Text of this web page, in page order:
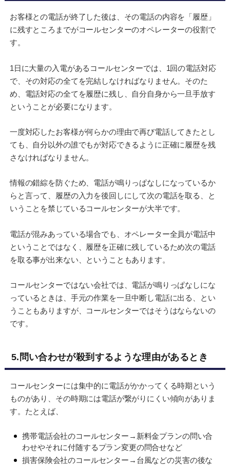
お客様との電話が終了した後は、その電話の内容を「履歴」
に残すところまでがコールセンターのオペレーターの役割で
す。
1日に大量の入電があるコールセンターでは、1回の電話対応
で、その対応の全てを完結しなければなりません。そのた
め、電話対応の全てを履歴に残し、自分自身から一旦手放す
ということが必要になります。
一度対応したお客様が何らかの理由で再び電話してきたとし
ても、自分以外の誰でもが対応できるように正確に履歴を残
さなければなりません。
情報の錯綜を防ぐため、電話が鳴りっぱなしになっているか
らと言って、履歴の入力を後回しにして次の電話を取る、と
いうことを禁じているコールセンターが大半です。
電話が混みあっている場合でも、オペレーター全員が電話中
ということではなく、履歴を正確に残しているため次の電話
を取る事が出来ない、ということもあります。
コールセンターではない会社では、電話が鳴りっぱなしにな
っているときは、手元の作業を一旦中断し電話に出る、とい
うこともありますが、コールセンターではそうはならないの
です。
5.問い合わせが殺到するような理由があるとき
コールセンターには集中的に電話がかかってくる時期という
ものがあり、その時期には電話が繋がりにくい傾向がありま
す。たとえば、
携帯電話会社のコールセンター→新料金プランの問い合
わせやそれに付随するプラン変更の問合せなど
損害保険会社のコールセンター→台風などの災害の後な